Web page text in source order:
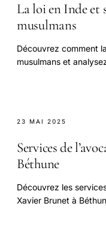
La loi en Inde et
musulmans
Découvrez comment
musulmans et
23 MAI 2025
Services de
Béthune
Découvrez les
Xavier Brunet à